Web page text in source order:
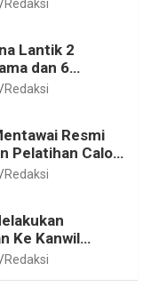
Redaksi
Lantik 2
dan 6
Lingkungan
Redaksi
Resmi
Pelatihan Calon
Redaksi
Ke Kanwil
Redaksi